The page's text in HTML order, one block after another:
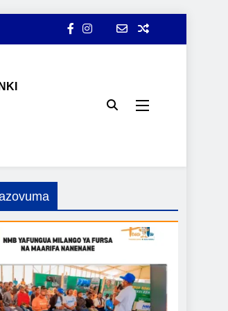
na burudani kwa Kiswahili, pamoja na